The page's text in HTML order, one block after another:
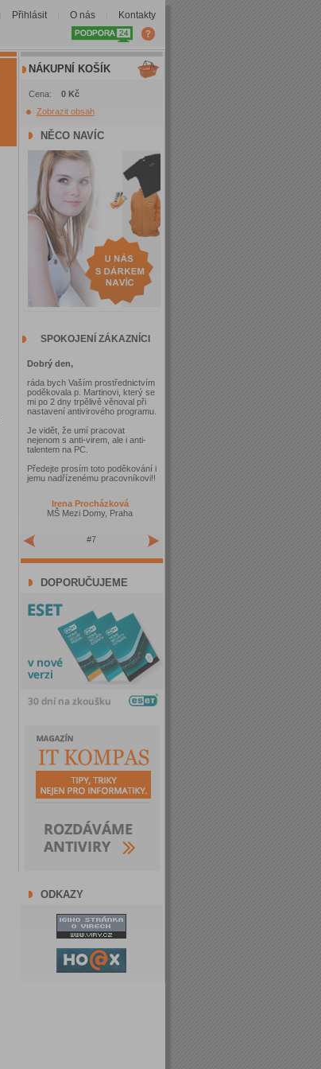
Přihlásit O nás Kontakty
NÁKUPNÍ KOŠÍK
Cena: 0 Kč
Zobrazit obsah
NĚCO NAVÍC
SPOKOJENÍ ZÁKAZNÍCI
Dobrý den,
ráda bych Vaším prostřednictvím
poděkovala p. Martinovi, který se
mi po 2 dny trpělivě věnoval při
nastavení antivirového programu.
Je vidět, že umí pracovat
nejenom s anti-virem, ale i anti-
talentem na PC.
Předejte prosím toto poděkování i
jemu nadřízenému pracovníkovi!!
Irena Procházková
MŠ Mezi Domy, Praha
#7
DOPORUČUJEME
ODKAZY